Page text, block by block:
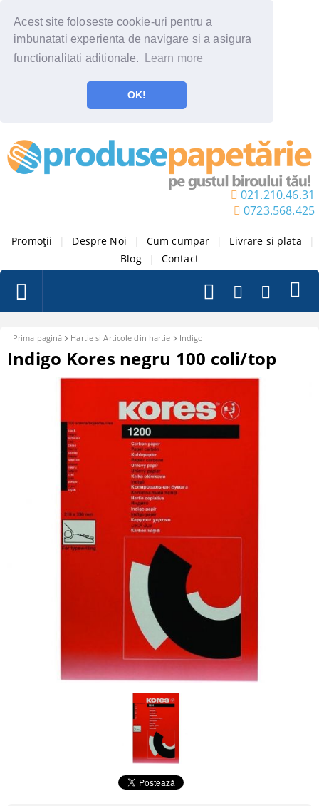
Acest site foloseste cookie-uri pentru a
imbunatati experienta de navigare si a asigura
functionalitati aditionale.
Learn more
OK!
021.210.46.31
0723.568.425
Promoții Despre Noi Cum cumpar Livrare si plata
Blog
Contact
Prima pagină Hartie si Articole din hartie Indigo
Indigo Kores negru 100 coli/top